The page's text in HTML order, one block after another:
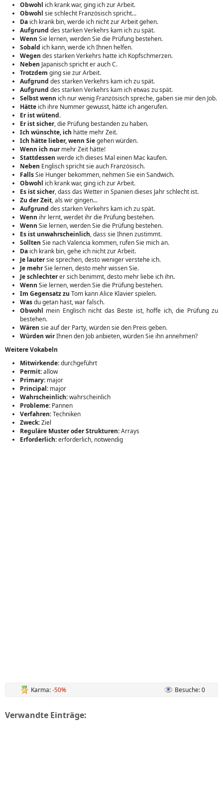
Obwohl ich krank war, ging ich zur Arbeit.
Obwohl sie schlecht Französisch spricht...
Da ich krank bin, werde ich nicht zur Arbeit gehen.
Aufgrund des starken Verkehrs kam ich zu spät.
Wenn Sie lernen, werden Sie die Prüfung bestehen.
Sobald ich kann, werde ich Ihnen helfen.
Wegen des starken Verkehrs hatte ich Kopfschmerzen.
Neben Japanisch spricht er auch C.
Trotzdem ging sie zur Arbeit.
Aufgrund des starken Verkehrs kam ich zu spät.
Aufgrund des starken Verkehrs kam ich etwas zu spät.
Selbst wenn ich nur wenig Französisch spreche, gaben sie mir den Job.
Hätte ich ihre Nummer gewusst, hätte ich angerufen.
Er ist wütend.
Er ist sicher, die Prüfung bestanden zu haben.
Ich wünschte, ich hätte mehr Zeit.
Ich hätte lieber, wenn Siegehen würden.
Wenn ich nurmehr Zeit hätte!
Stattdessen werde ich dieses Mal einen Mac kaufen.
Neben Englisch spricht sie auch Französisch.
FallsSie Hunger bekommen, nehmen Sie ein Sandwich.
Obwohl ich krank war, ging ich zur Arbeit.
Es ist sicher, dass das Wetter in Spanien dieses Jahr schlecht ist.
Zu der Zeit, als wir gingen...
Aufgrund des starken Verkehrs kam ich zu spät.
Wenn ihr lernt, werdet ihr die Prüfung bestehen.
Wenn Sie lernen, werden Sie die Prüfung bestehen.
Es ist unwahrscheinlich, dass sie Ihnen zustimmt.
Sollten Sie nach Valencia kommen, rufen Sie mich an.
Da ich krank bin, gehe ich nicht zur Arbeit.
Je lautersie sprechen, desto weniger verstehe ich.
Je mehrSie lernen, desto mehr wissen Sie.
Je schlechterer sich benimmt, desto mehr liebe ich ihn.
Wenn Sie lernen, werden Sie die Prüfung bestehen.
Im Gegensatz zu Tom kann Alice Klavier spielen.
Wasdu getan hast, war falsch.
Obwohl mein Englisch nicht das Beste ist, hoffe ich, die Prüfung zu
bestehen.
Wären sie auf der Party, würden sie den Preis geben.
Würden wirIhnen den Job anbieten, würden Sie ihn annehmen?
Weitere Vokabeln
Mitwirkende:durchgeführt
Permit:allow
Primary: major
Principal: major
Wahrscheinlich:wahrscheinlich
Probleme: Pannen
Verfahren:Techniken
Zweck:Ziel
Reguläre Muster oder Strukturen:Arrays
Erforderlich:erforderlich, notwendig
Karma:-50% Besuche: 0
Verwandte Einträge: